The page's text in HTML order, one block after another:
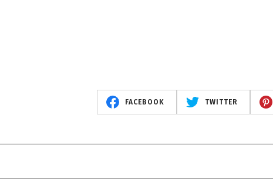
FACEBOOK TWITTER